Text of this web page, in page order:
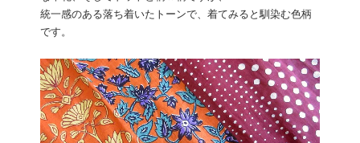
統一感のある落ち着いたトーンで、着てみると馴染む色柄
です。